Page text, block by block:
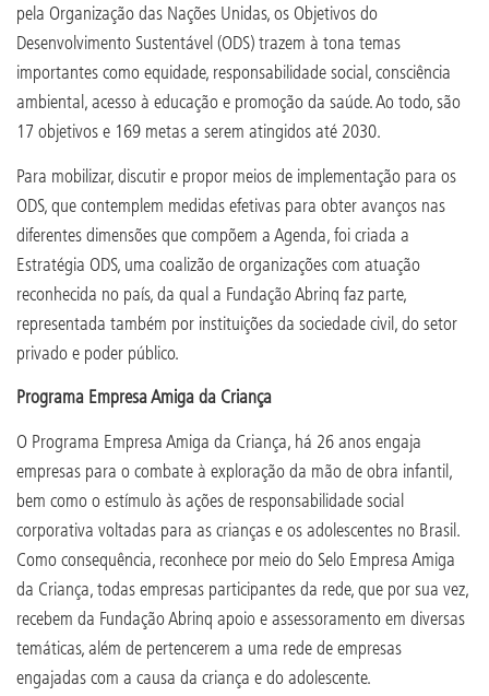
pela Organização das Nações Unidas, os Objetivos do
Desenvolvimento Sustentável (ODS) trazem à tona temas
importantes como equidade, responsabilidade social, consciência
ambiental, acesso à educação e promoção da saúde. Ao todo, são
17 objetivos e 169 metas a serem atingidos até 2030.
Para mobilizar, discutir e propor meios de implementação para os
ODS, que contemplem medidas efetivas para obter avanços nas
diferentes dimensões que compõem a Agenda, foi criada a
Estratégia ODS, uma coalizão de organizações com atuação
reconhecida no país, da qual a Fundação Abrinq faz parte,
representada também por instituições da sociedade civil, do setor
privado e poder público.
Programa Empresa Amiga da Criança
O Programa Empresa Amiga da Criança, há 26 anos engaja
empresas para o combate à exploração da mão de obra infantil,
bem como o estímulo às ações de responsabilidade social
corporativa voltadas para as crianças e os adolescentes no Brasil.
Como consequência, reconhece por meio do Selo Empresa Amiga
da Criança, todas empresas participantes da rede, que por sua vez,
recebem da Fundação Abrinq apoio e assessoramento em diversas
temáticas, além de pertencerem a uma rede de empresas
engajadas com a causa da criança e do adolescente.